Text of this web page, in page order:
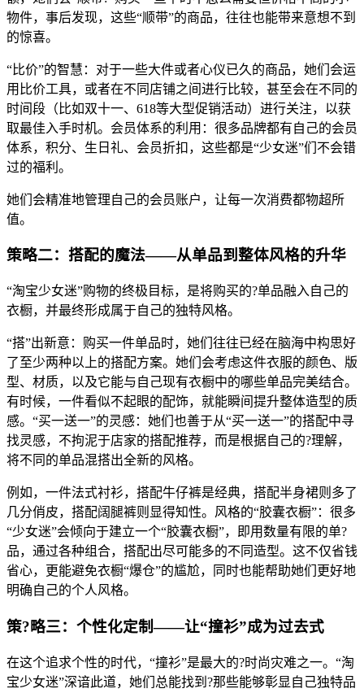
物件，事后发现，这些“顺带”的商品，往往也能带来意想不到
的惊喜。
“比价”的智慧：对于一些大件或者心仪已久的商品，她们会运
用比价工具，或者在不同店铺之间进行比较，甚至会在不同的
时间段（比如双十一、618等大型促销活动）进行关注，以获
取最佳入手时机。会员体系的利用：很多品牌都有自己的会员
体系，积分、生日礼、会员折扣，这些都是“少女迷”们不会错
过的福利。
她们会精准地管理自己的会员账户，让每一次消费都物超所
值。
策略二：搭配的魔法——从单品到整体风格的升华
“淘宝少女迷”购物的终极目标，是将购买的?单品融入自己的
衣橱，并最终形成属于自己的独特风格。
“搭”出新意：购买一件单品时，她们往往已经在脑海中构思好
了至少两种以上的搭配方案。她们会考虑这件衣服的颜色、版
型、材质，以及它能与自己现有衣橱中的哪些单品完美结合。
有时候，一件看似不起眼的配饰，就能瞬间提升整体造型的质
感。“买一送一”的灵感：她们也善于从“买一送一”的搭配中寻
找灵感，不拘泥于店家的搭配推荐，而是根据自己的?理解，
将不同的单品混搭出全新的风格。
例如，一件法式衬衫，搭配牛仔裤是经典，搭配半身裙则多了
几分俏皮，搭配阔腿裤则显得知性。风格的“胶囊衣橱”：很多
“少女迷”会倾向于建立一个“胶囊衣橱”，即用数量有限的单?
品，通过各种组合，搭配出尽可能多的不同造型。这不仅省钱
省心，更能避免衣橱“爆仓”的尴尬，同时也能帮助她们更好地
明确自己的个人风格。
策?略三：个性化定制——让“撞衫”成为过去式
在这个追求个性的时代，“撞衫”是最大的?时尚灾难之一。“淘
宝少女迷”深谙此道，她们总能找到?那些能够彰显自己独特品